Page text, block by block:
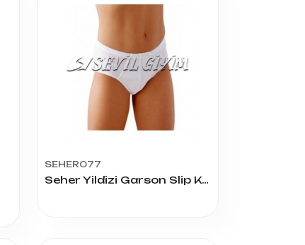
SEHER077
Seher Yildizi Garson Slip Külot